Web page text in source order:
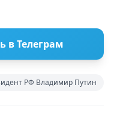
в Телеграм
РФ Владимир Путин